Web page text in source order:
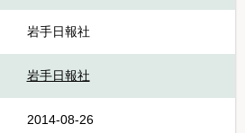
岩手日報社
岩手日報社
2014-08-26